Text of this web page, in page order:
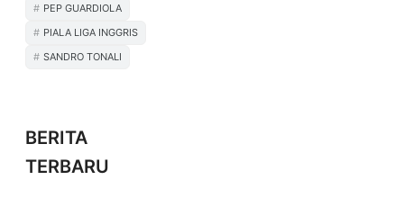
PEP GUARDIOLA
PIALA LIGA INGGRIS
SANDRO TONALI
BERITA
TERBARU